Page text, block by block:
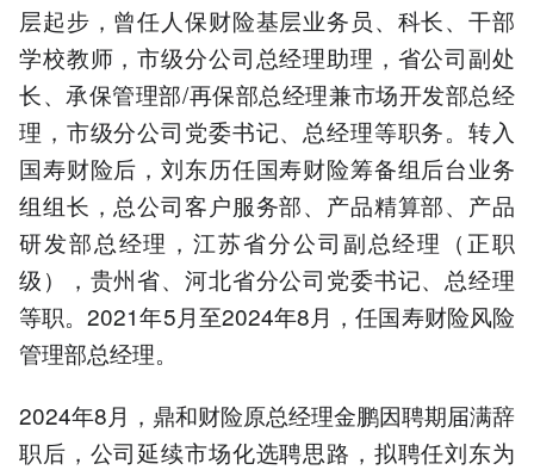
层起步，曾任人保财险基层业务员、科长、干部
学校教师，市级分公司总经理助理，省公司副处
长、承保管理部/再保部总经理兼市场开发部总经
理，市级分公司党委书记、总经理等职务。转入
国寿财险后，刘东历任国寿财险筹备组后台业务
组组长，总公司客户服务部、产品精算部、产品
研发部总经理，江苏省分公司副总经理（正职
级），贵州省、河北省分公司党委书记、总经理
等职。2021年5月至2024年8月，任国寿财险风险
管理部总经理。
2024年8月，鼎和财险原总经理金鹏因聘期届满辞
职后，公司延续市场化选聘思路，拟聘任刘东为